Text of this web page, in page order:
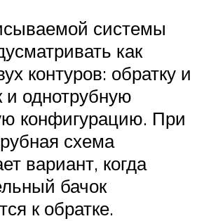
системы
как
контуров: обратку и
и однотрубную
конфигурацию. При
схема
вариант, когда
бачок
к обратке.